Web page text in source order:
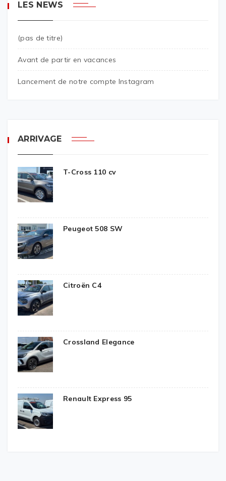
LES NEWS
(pas de titre)
Avant de partir en vacances
Lancement de notre compte Instagram
ARRIVAGE
T-Cross 110 cv
Peugeot 508 SW
Citroën C4
Crossland Elegance
Renault Express 95